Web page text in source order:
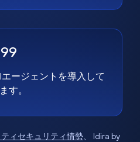
99
ージェントを導入して
す。
ィセキュリティ情勢、 Idira by